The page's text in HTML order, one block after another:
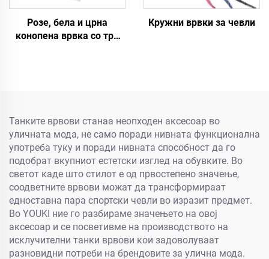
Розе, бела и црна
конопена врвка со три
Кружни врвки за чевли
Танките врвови станаа неопходен аксесоар во
уличната мода, не само поради нивната функционална
употреба туку и поради нивната способност да го
подобрат вкупниот естетски изглед на обувките. Во
светот каде што стилот е од првостепено значење,
соодветните врвови можат да трансформираат
едноставна пара спортски чевли во изразит предмет.
Во YOUKI ние го разбираме значењето на овој
аксесоар и се посветивме на производството на
исклучителни танки врвови кои задоволуваат
разновидни потреби на брендовите за улична мода.